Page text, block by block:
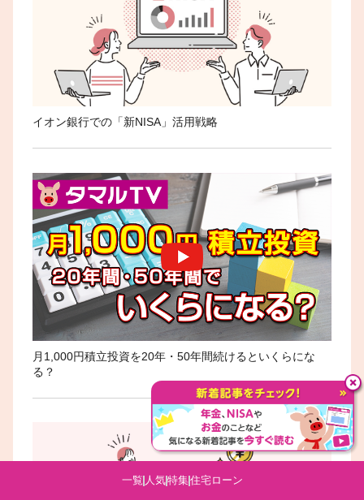
一覧 人気特集住宅ローン
イオン銀行での「新NISA」活用戦略
月1,000円積立投資を20年・50年間続けるといくらにな
る？